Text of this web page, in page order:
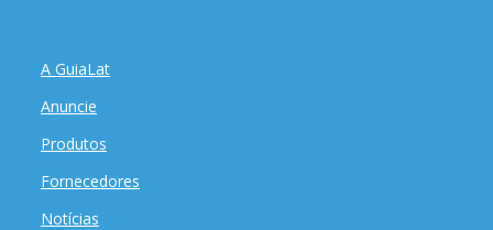
A GuiaLat
Anuncie
Produtos
Fornecedores
Notícias